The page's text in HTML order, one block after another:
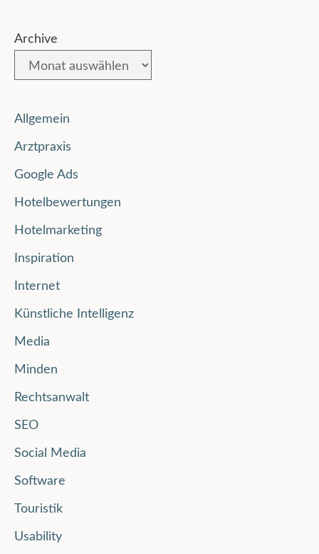
Archive
Allgemein
Arztpraxis
Google Ads
Hotelbewertungen
Hotelmarketing
Inspiration
Internet
Künstliche Intelligenz
Media
Minden
Rechtsanwalt
SEO
Social Media
Software
Touristik
Usability